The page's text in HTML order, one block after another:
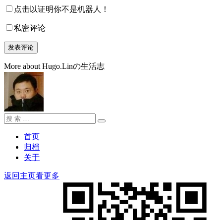
点击以证明你不是机器人！
私密评论
More about Hugo.Linの生活志
搜
搜
首页
归档
关于
返回主页看更多